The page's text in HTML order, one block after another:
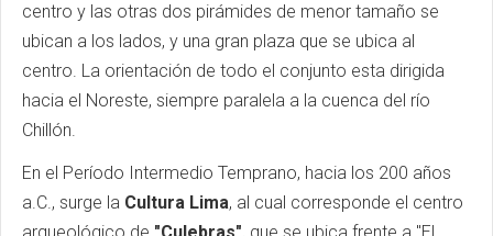
centro y las otras dos pirámides de menor tamaño se
ubican a los lados, y una gran plaza que se ubica al
centro. La orientación de todo el conjunto esta dirigida
hacia el Noreste, siempre paralela a la cuenca del río
Chillón.
En el Período Intermedio Temprano, hacia los 200 años
a.C., surge la Cultura Lima, al cual corresponde el centro